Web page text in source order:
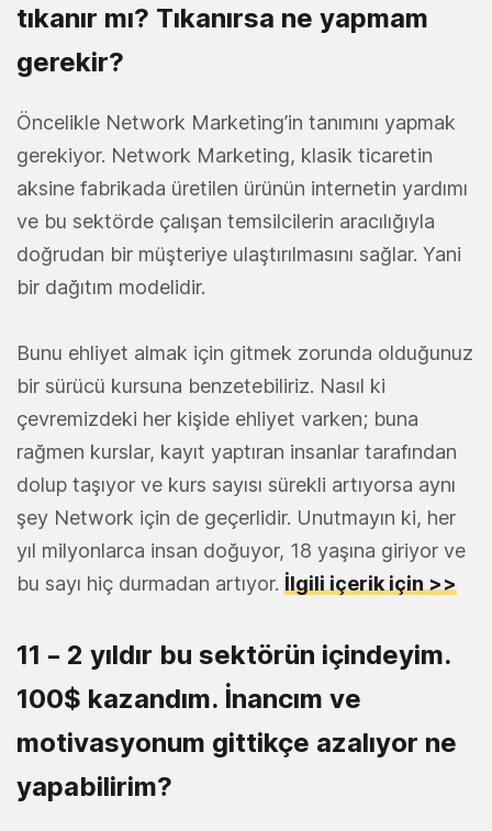
tıkanır mı? Tıkanırsa ne yapmam
gerekir?
Öncelikle Network Marketing’in tanımını yapmak
gerekiyor. Network Marketing, klasik ticaretin
aksine fabrikada üretilen ürünün internetin yardımı
ve bu sektörde çalışan temsilcilerin aracılığıyla
doğrudan bir müşteriye ulaştırılmasını sağlar. Yani
bir dağıtım modelidir.
Bunu ehliyet almak için gitmek zorunda olduğunuz
bir sürücü kursuna benzetebiliriz. Nasıl ki
çevremizdeki her kişide ehliyet varken; buna
rağmen kurslar, kayıt yaptıran insanlar tarafından
dolup taşıyor ve kurs sayısı sürekli artıyorsa aynı
şey Network için de geçerlidir. Unutmayın ki, her
yıl milyonlarca insan doğuyor, 18 yaşına giriyor ve
bu sayı hiç durmadan artıyor. İlgili içerik için >>
11 – 2 yıldır bu sektörün içindeyim.
100$ kazandım. İnancım ve
motivasyonum gittikçe azalıyor ne
yapabilirim?